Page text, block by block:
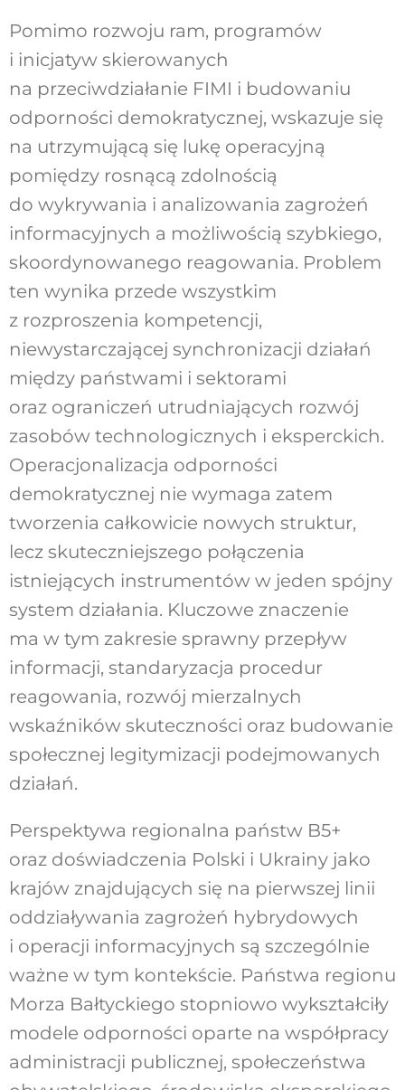
Pomimo rozwoju ram, programów
i inicjatyw skierowanych
na przeciwdziałanie FIMI i budowaniu
odporności demokratycznej, wskazuje się
na utrzymującą się lukę operacyjną
pomiędzy rosnącą zdolnością
do wykrywania i analizowania zagrożeń
informacyjnych a możliwością szybkiego,
skoordynowanego reagowania. Problem
ten wynika przede wszystkim
z rozproszenia kompetencji,
niewystarczającej synchronizacji działań
między państwami i sektorami
oraz ograniczeń utrudniających rozwój
zasobów technologicznych i eksperckich.
Operacjonalizacja odporności
demokratycznej nie wymaga zatem
tworzenia całkowicie nowych struktur,
lecz skuteczniejszego połączenia
istniejących instrumentów w jeden spójny
system działania. Kluczowe znaczenie
ma w tym zakresie sprawny przepływ
informacji, standaryzacja procedur
reagowania, rozwój mierzalnych
wskaźników skuteczności oraz budowanie
społecznej legitymizacji podejmowanych
działań.
Perspektywa regionalna państw B5+
oraz doświadczenia Polski i Ukrainy jako
krajów znajdujących się na pierwszej linii
oddziaływania zagrożeń hybrydowych
i operacji informacyjnych są szczególnie
ważne w tym kontekście. Państwa regionu
Morza Bałtyckiego stopniowo wykształciły
modele odporności oparte na współpracy
administracji publicznej, społeczeństwa